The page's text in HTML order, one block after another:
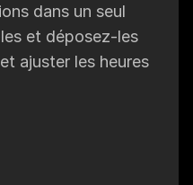
dans un seul
et déposez-les
ajuster les heures